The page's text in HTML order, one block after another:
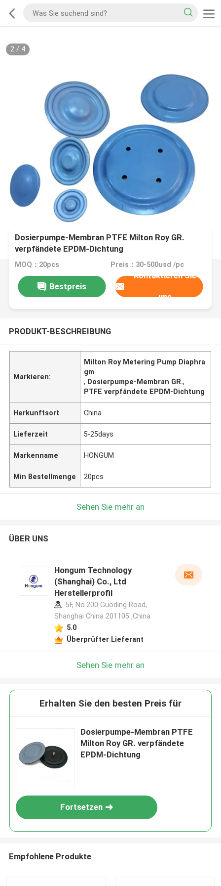
2/ 4
Dosierpumpe-Membran PTFE Milton Roy GR.
verpfändete EPDM-Dichtung
MOQ：20pcs Preis：30-500usd /pc
Bestpreis
Kontaktieren Sie
uns
PRODUKT-BESCHREIBUNG
Markieren:
Milton Roy Metering Pump Diaphra
gm
, Dosierpumpe-Membran GR.,
PTFE verpfändete EPDM-Dichtung
Herkunftsort China
Lieferzeit 5-25days
Markenname HONGUM
Min Bestellmenge 20pcs
Sehen Sie mehr an
ÜBER UNS
Hongum Technology
(Shanghai) Co., Ltd
Herstellerprofil
5F, No.200 Guoding Road,
Shanghai China 201105 ,China
5.0
Überprüfter Lieferant
Sehen Sie mehr an
Erhalten Sie den besten Preis für
Dosierpumpe-Membran PTFE
Milton Roy GR. verpfändete
EPDM-Dichtung
Fortsetzen
Empfohlene Produkte